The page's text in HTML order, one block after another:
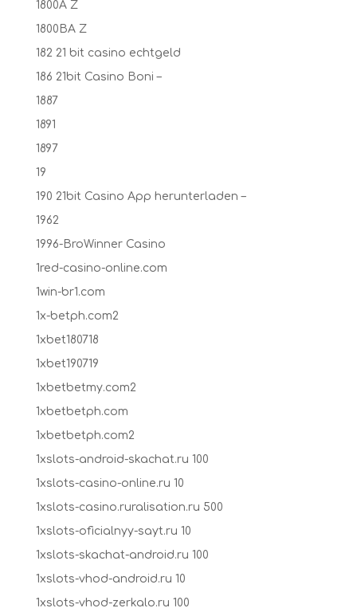
1800A Z
1800BA Z
182 21 bit casino echtgeld
186 21bit Casino Boni –
1887
1891
1897
19
190 21bit Casino App herunterladen –
1962
1996-BroWinner Casino
1red-casino-online.com
1win-br1.com
1x-betph.com2
1xbet180718
1xbet190719
1xbetbetmy.com2
1xbetbetph.com
1xbetbetph.com2
1xslots-android-skachat.ru 100
1xslots-casino-online.ru 10
1xslots-casino.ruralisation.ru 500
1xslots-oficialnyy-sayt.ru 10
1xslots-skachat-android.ru 100
1xslots-vhod-android.ru 10
1xslots-vhod-zerkalo.ru 100